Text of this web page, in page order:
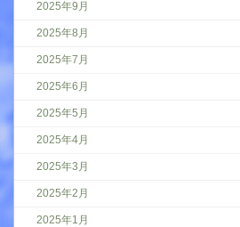
2025年9月
2025年8月
2025年7月
2025年6月
2025年5月
2025年4月
2025年3月
2025年2月
2025年1月